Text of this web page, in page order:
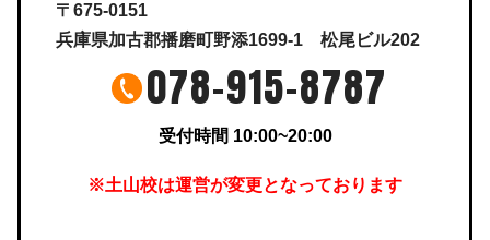
〒675-0151
兵庫県加古郡播磨町野添1699-1 松尾ビル202
078-915-8787
受付時間 10:00~20:00
※土山校は運営が変更となっております